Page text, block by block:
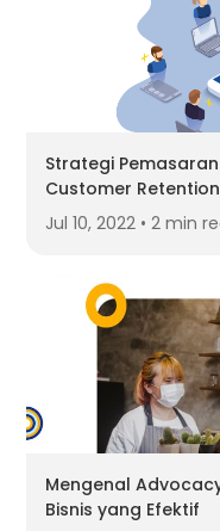
Strategi
Customer Retention
Jul 10, 2022 • 2 min
Mengenal
Bisnis yang Efektif